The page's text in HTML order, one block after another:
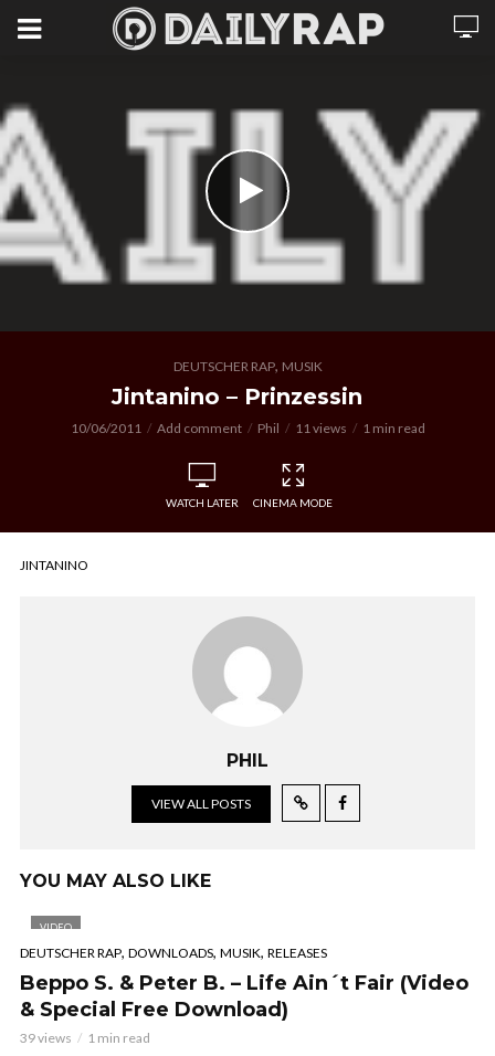
DEUTSCHER RAP, MUSIK
Jintanino – Prinzessin
10/06/2011 Add comment Phil 11 views 1 min read
WATCH LATER CINEMA MODE
JINTANINO
PHIL
VIEW ALL POSTS
YOU MAY ALSO LIKE
VIDEO
DEUTSCHER RAP, DOWNLOADS, MUSIK, RELEASES
Beppo S. & Peter B. – Life Ain´t Fair (Video
& Special Free Download)
39 views 1 min read